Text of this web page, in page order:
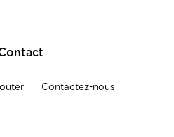
Contactez-nous